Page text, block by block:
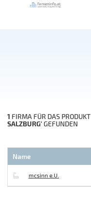
1 FIRMA FÜR DAS PRODUKT
SALZBURG'GEFUNDEN
Name
mcsinn e.U.